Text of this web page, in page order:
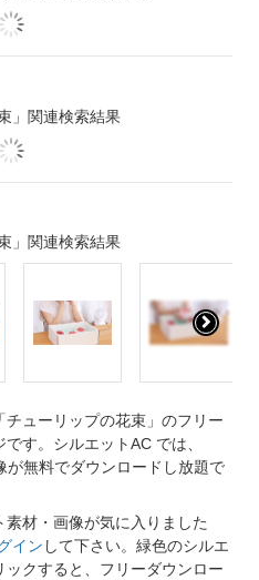
」関連検索結果
」関連検索結果
ューリップの花束」のフリー
す。シルエットAC では、
が無料でダウンロードし放題で
材・画像が気に入りました
イン して下さい。緑色のシルエ
クすると、フリーダウンロー